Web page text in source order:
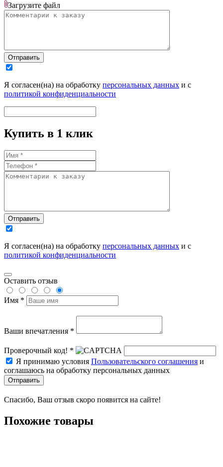
Загрузите файл
Отправить
Я согласен(на) на обработку персональных данных и с
политикой конфиденциальности
Купить в 1 клик
Отправить
Я согласен(на) на обработку персональных данных и с
политикой конфиденциальности
Оставить отзыв
Имя *
Ваши впечатления *
Проверочный код! *
Я принимаю условия Пользовательского соглашения и
соглашаюсь на обработку персональных данных
Отправить
Спасибо, Ваш отзыв скоро появится на сайте!
Похожие товары